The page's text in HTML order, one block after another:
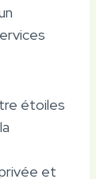
étoiles
et